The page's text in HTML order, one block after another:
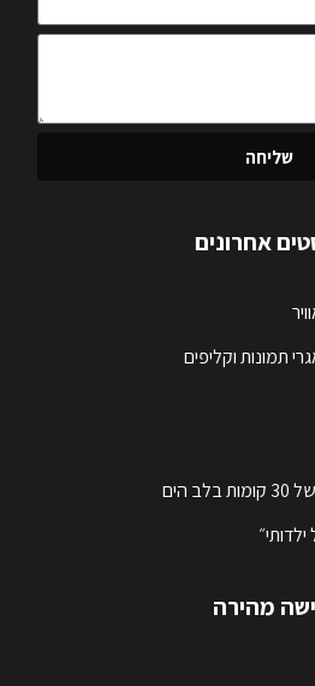
שליחה
אחרונים
תמונות וקליפים
הים
מהירה